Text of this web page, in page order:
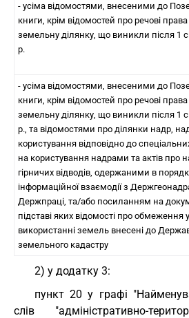
- усіма відомостями, внесеними до
книги, крім відомостей про речові
земельну ділянку, що виникли після 1
р.
- усіма відомостями, внесеними до
книги, крім відомостей про речові
земельну ділянку, що виникли після 1
р., та відомостями про ділянки надр,
користування відповідно до
на користування надрами та актів про
гірничих відводів, одержаними в
інформаційної взаємодії з
Держпраці, та/або посиланням на
підставі яких відомості про обмеження у
використанні земель внесені до
земельного кадастру
2) у додатку 3:
пункт 20 у графі
слів "адміністративно-